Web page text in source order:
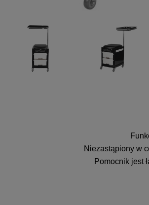
Niezastąpiony w
Pomocnik jest